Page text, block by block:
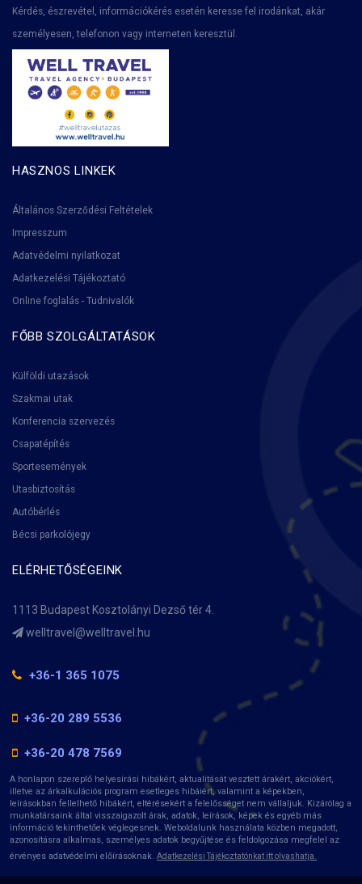
Kérdés, észrevétel, információkérés esetén keresse fel irodánkat, akár
személyesen, telefonon vagy interneten keresztül.
HASZNOS LINKEK
Általános Szerződési Feltételek
Impresszum
Adatvédelmi nyilatkozat
Adatkezelési Tájékoztató
Online foglalás - Tudnivalók
FŐBB SZOLGÁLTATÁSOK
Külföldi utazások
Szakmai utak
Konferencia szervezés
Csapatépítés
Sportesemények
Utasbiztosítás
Autóbérlés
Bécsi parkolójegy
ELÉRHETŐSÉGEINK
1113 Budapest Kosztolányi Dezső tér 4.
+36-1 365 1075
+36-20 289 5536
+36-20 478 7569
A honlapon szereplő helyesírási hibákért, aktualitását vesztett árakért, akciókért,
illetve az árkalkulációs program esetleges hibáiért, valamint a képekben,
leírásokban fellelhető hibákért, eltérésekért a felelősséget nem vállaljuk. Kizárólag a
munkatársaink által visszaigazolt árak, adatok, leírások, képek és egyéb más
információ tekinthetőek véglegesnek. Weboldalunk használata közben megadott,
azonosításra alkalmas, személyes adatok begyűjtése és feldolgozása megfelel az
érvényes adatvédelmi előírásoknak. Adatkezelési Tájékoztatónkat itt olvashatja.